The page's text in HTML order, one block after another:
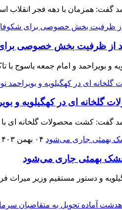
دهه فجر انقلاب اسلامی امسال یکهزار و ۲۴طرح اقتصادی و عمرانی
از ظرفیت بخش خصوصی
و بویراحمد و امام جمعه
گلخانه ای در کهگیلویه و
گفت: کشت محصولات گلخانه
۰۴ بهمن ۱۴۰۳
بهمئی جاری می‌شود
و دستور مستقیم وزیر